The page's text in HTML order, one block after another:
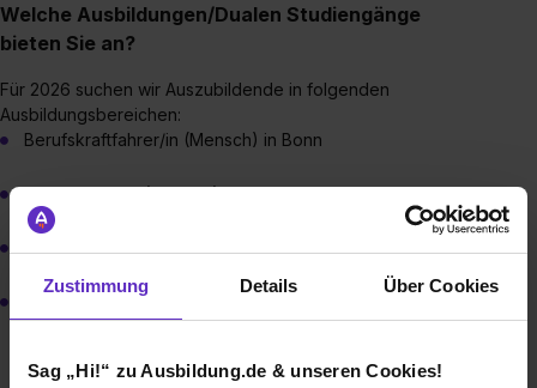
Zustimmung Details Über Cookies
Sag „Hi!“ zu Ausbildung.de & unseren Cookies!
Welche Ausbildungen/Dualen Studiengänge
bieten Sie an?
Für 2026 suchen wir Auszubildende in folgenden
Ausbildungsbereichen:
Berufskraftfahrer/in (Mensch) in Bonn
Fachlagerist/in (Mensch) in Bornheim
Kaufmann/frau für Spedition und Logistikdienstleistungen
(Mensch) in Bonn